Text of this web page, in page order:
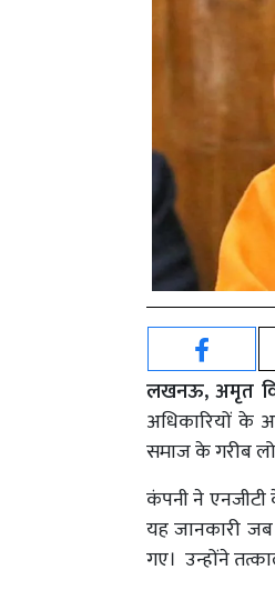
लखनऊ, अमृत
अधिकारियों के
समाज के गरीब
कंपनी ने एनजीटी
यह जानकारी जब
गए। उन्होंने